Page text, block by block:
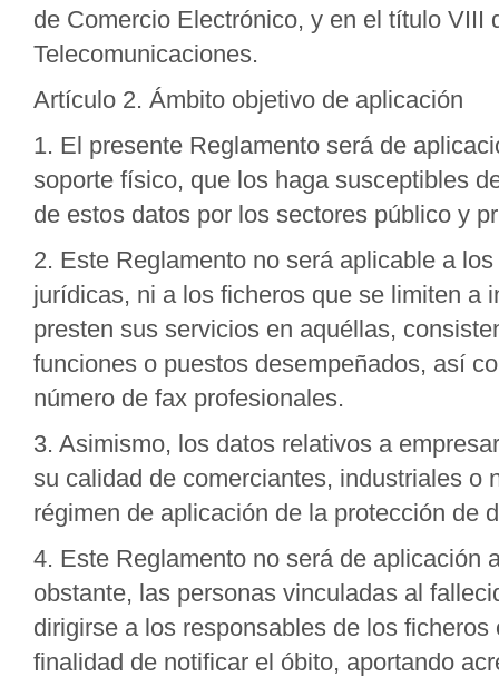
de Comercio Electrónico, y en el título VIII
Telecomunicaciones.
Artículo 2. Ámbito objetivo de aplicación
1. El presente Reglamento será de
soporte físico, que los haga susceptibles
de estos datos por los sectores público y
2. Este Reglamento no será aplicable a
jurídicas, ni a los ficheros que se limiten a
presten sus servicios en aquéllas,
funciones o puestos desempeñados, así
número de fax profesionales.
3. Asimismo, los datos relativos a
su calidad de comerciantes, industriales o
régimen de aplicación de la protección de
4. Este Reglamento no será de aplicación
obstante, las personas vinculadas al
dirigirse a los responsables de los
finalidad de notificar el óbito, aportando